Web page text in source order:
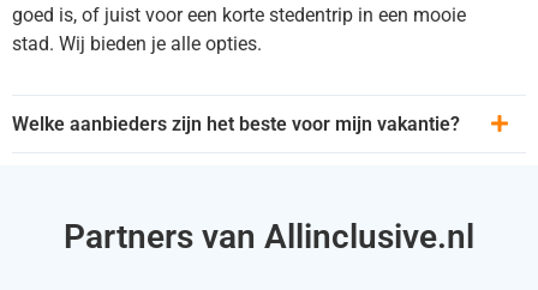
goed is, of juist voor een korte stedentrip in een mooie
stad. Wij bieden je alle opties.
Welke aanbieders zijn het beste voor mijn vakantie?
Partners van Allinclusive.nl